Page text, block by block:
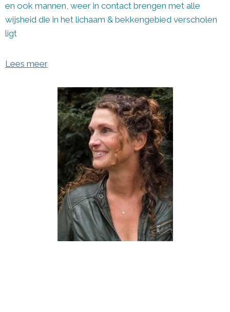
en ook mannen, weer in contact brengen met alle
wijsheid die in het lichaam & bekkengebied verscholen
ligt
Lees meer